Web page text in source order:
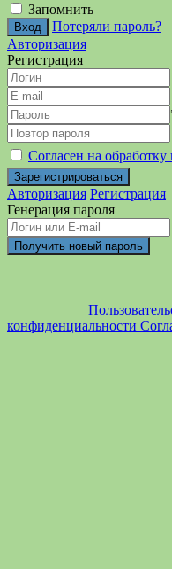
Запомнить
Потеряли пароль?
Авторизация
Регистрация
Согласен на
Авторизация Регистрация
Генерация пароля
конфиденциальности